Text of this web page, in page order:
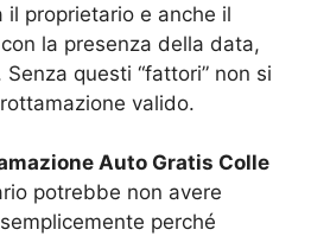
il proprietario e anche il
la presenza della data,
Senza questi “fattori” non si
valido.
Auto Gratis Colle
potrebbe non avere
perché